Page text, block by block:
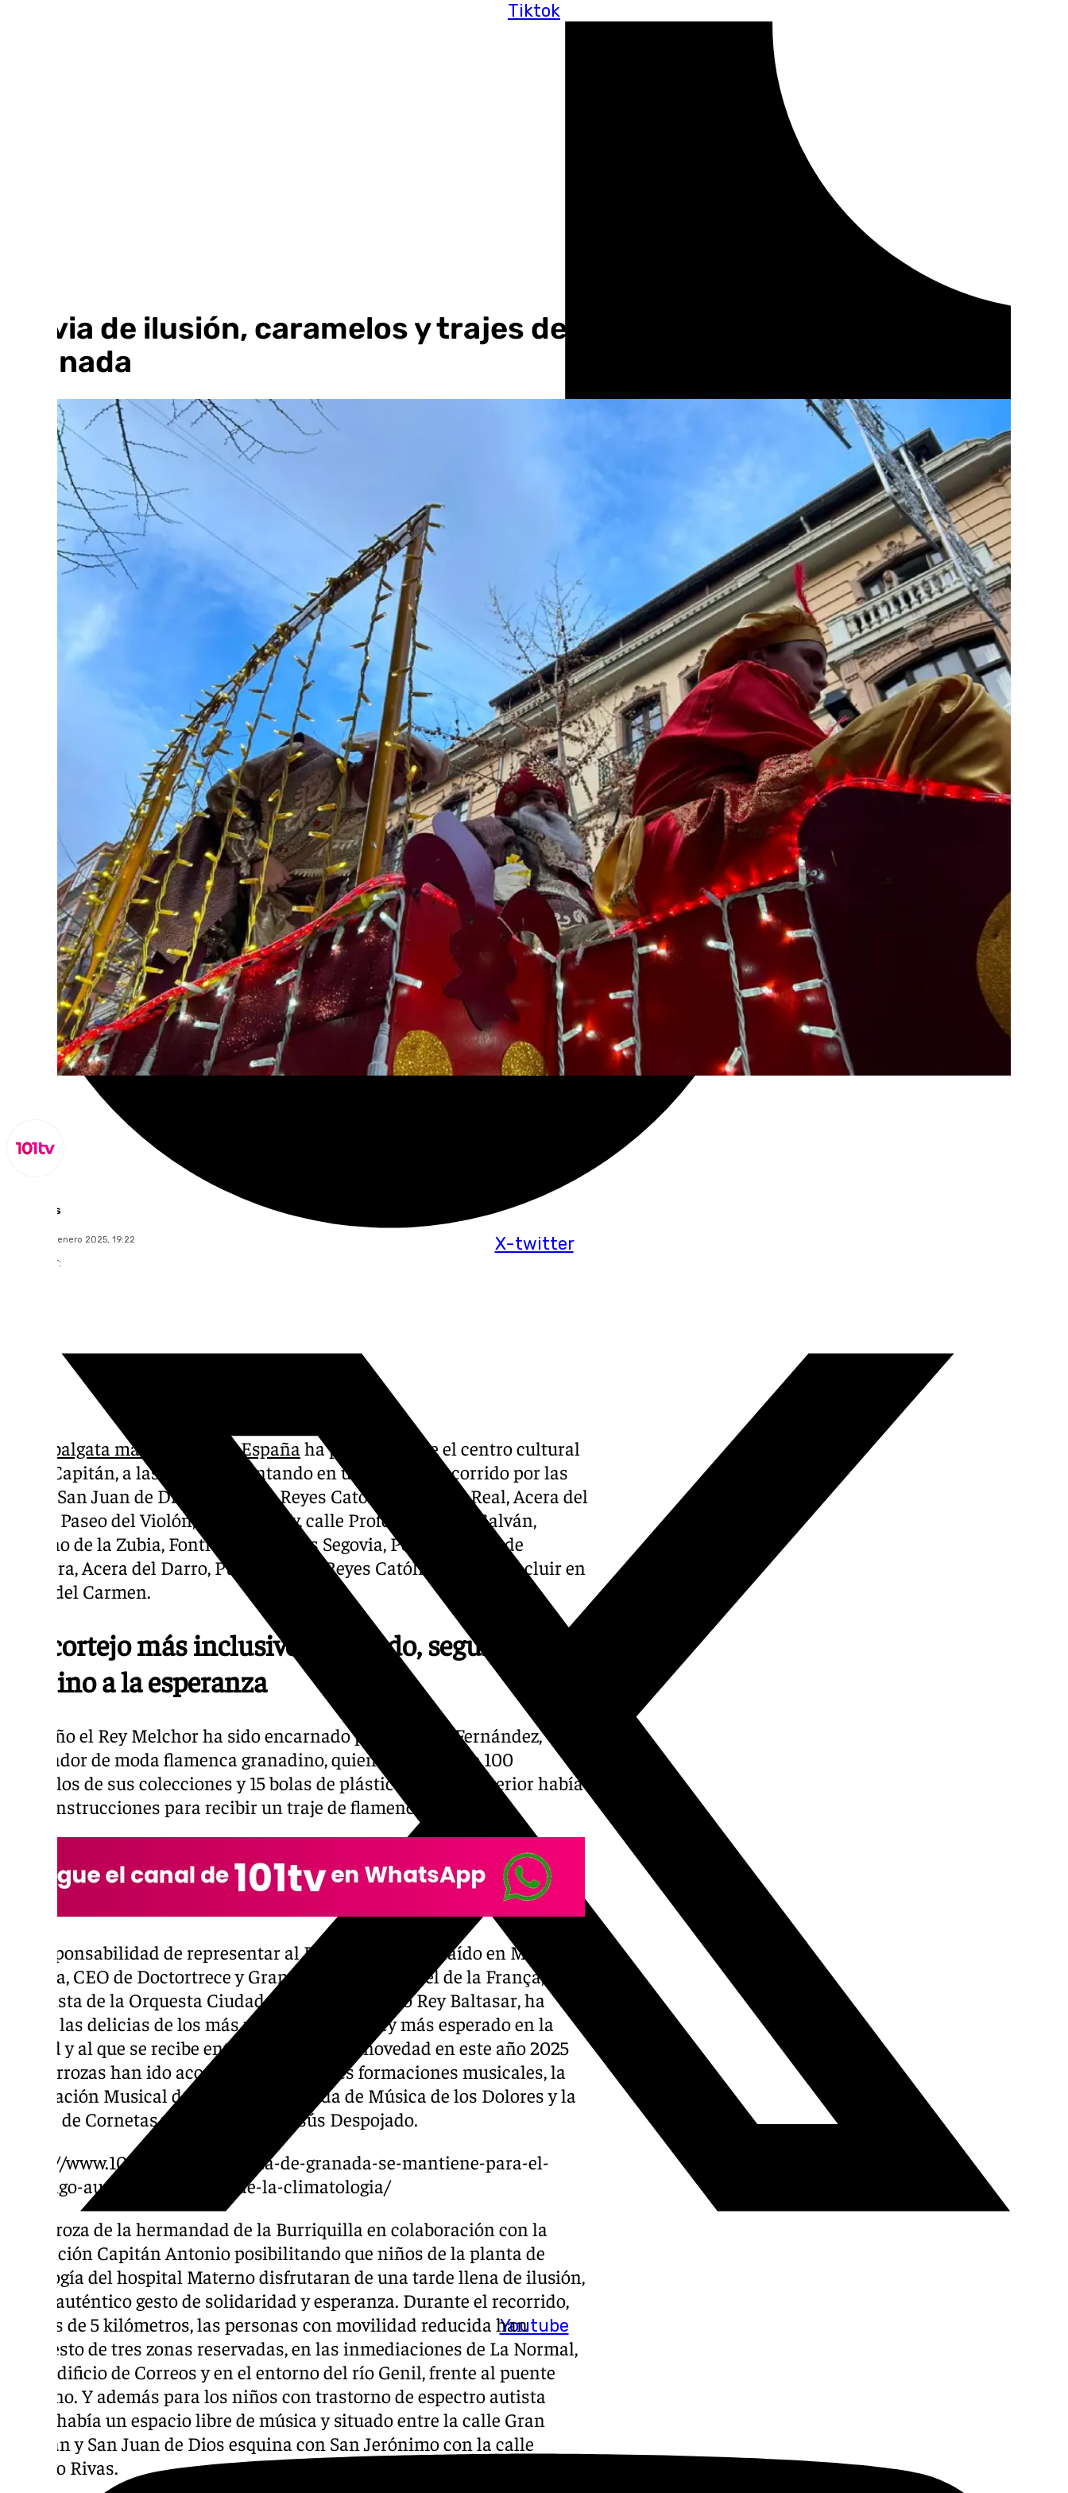
Tiktok
X-twitter
Youtube
Lluvia de ilusión, caramelos y trajes de flamenca en la Cabalgata de
Granada
Lynx Devs
domingo, 5 enero 2025, 19:22
Compartir:
Cabalgata más antigua de España ha partido desde el centro cultural
Gran Capitán, a las 16:30, adelantando en una hora el recorrido por las
calles San Juan de Dios, Gran Vía, Reyes Católicos, Puerta Real, Acera del
Darro, Paseo del Violón, Plaza Rotary, calle Profesor Tierno Galván,
Camino de la Zubia, Fontiveros, Andrés Segovia, Poeta Manuel de
Góngora, Acera del Darro, Puerta Real y Reyes Católicos para concluir en
Plaza del Carmen.
Un cortejo más inclusivo, animado, seguro
camino a la esperanza
Este año el Rey Melchor ha sido encarnado por Antonio Fernández,
diseñador de moda flamenca granadino, quien ha repartido 100
pañuelos de sus colecciones y 15 bolas de plástico en cuyo interior había
unas instrucciones para recibir un traje de flamenca.
La responsabilidad de representar al Rey Gaspar ha recaído en Manu
Bayona, CEO de Doctortrece y Granada Digital e Israel de la França,
violinista de la Orquesta Ciudad de Granada, como Rey Baltasar, ha
hecho las delicias de los más pequeños, es el Rey más esperado en la
ciudad y al que se recibe entre vítores. Como novedad en este año 2025
sus carrozas han ido acompañadas por tres formaciones musicales, la
Agrupación Musical del Rescate, la Banda de Música de los Dolores y la
Banda de Cornetas y Tambores de Jesús Despojado.
https://www.101tv.es/la-cabalgata-de-granada-se-mantiene-para-el-
domingo-aunque-pendiente-de-la-climatologia/
La carroza de la hermandad de la Burriquilla en colaboración con la
asociación Capitán Antonio posibilitando que niños de la planta de
oncología del hospital Materno disfrutaran de una tarde llena de ilusión,
en un auténtico gesto de solidaridad y esperanza. Durante el recorrido,
de más de 5 kilómetros, las personas con movilidad reducida han
dispuesto de tres zonas reservadas, en las inmediaciones de La Normal,
en el edificio de Correos y en el entorno del río Genil, frente al puente
Romano. Y además para los niños con trastorno de espectro autista
(TEA), había un espacio libre de música y situado entre la calle Gran
Capitán y San Juan de Dios esquina con San Jerónimo con la calle
Natalio Rivas.